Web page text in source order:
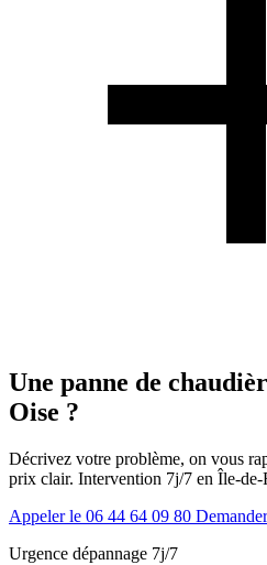
Une panne de
Oise ?
Décrivez votre problème, on vous
prix clair. Intervention 7j/7 en Île-de-
Appeler le 06 44 64 09 80
Urgence dépannage 7j/7